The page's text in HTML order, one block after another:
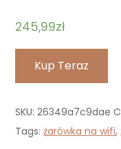
245,99zł
Kup Teraz
SKU:26349a7c9dae
Tags:żarówka na wifi,